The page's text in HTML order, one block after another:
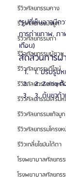
รีวิวศัลยกรรมคาง
รีวิวศัลยกรรมจมูก
รีวิวศัลยกรรมตา
รีวิวศัลยกรรมผู้ชาย
รีวิวศัลยกรรมวีไลน์
รีวิวศัลยกรรมเกาหลี
รีวิวศัลยกรรมเสริม
รีวิวศัลยกรรมแก้จมูก
รีวิวศัลยกรรมโครงห
รีวิวเกลี่ยไขมันใต้ตา
โรงพยาบาลศัลยกร
โรงพยาบาลศัลยกร
*รูปที่เห็นอาจมีค
การถ่ายภาพ, ภ
เดือน)
สัดส่วนการผ่
1. ปรับรูปห
2. Zeltiq
3. ต้นขาด้